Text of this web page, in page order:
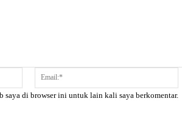
Nama:*
saya di browser ini untuk lain kali saya berkomentar.